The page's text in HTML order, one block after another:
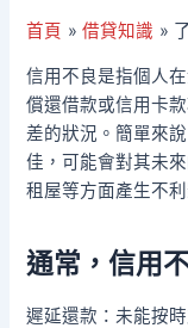
首頁 借貸知識
信用不良是指個人
償還借款或信用卡
差的狀況。簡單來
佳，可能會對其未
租屋等方面產生不利
通常，信用
遲延還款：未能按